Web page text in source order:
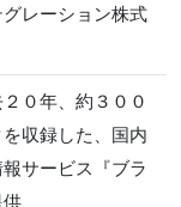
レーション株式
０年、約３００
収録した、国内
サービス『ブラ
供